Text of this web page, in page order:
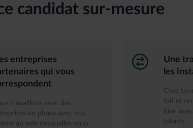
candidat sur-mesure
entreprises
qui vous
travaillons avec des
en phase avec nos
au sein desquelles vous
Une
les
Chez
fait et on
bien
talents.